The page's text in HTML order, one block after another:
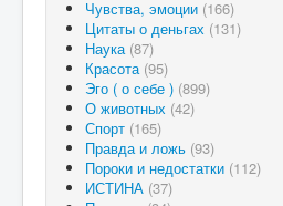
Чувства, эмоции (166)
Цитаты о деньгах (131)
Наука (87)
Красота (95)
Эго ( о себе ) (899)
О животных (42)
Спорт (165)
Правда и ложь (93)
Пороки и недостатки (112)
ИСТИНА (37)